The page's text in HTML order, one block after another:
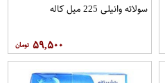
سولاته وانیلی 225 میل کاله
۵۹,۵۰۰